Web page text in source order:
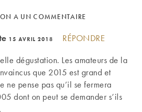
A UN COMMENTAIRE
15 AVRIL 2018
RÉPONDRE
dégustation. Les amateurs de la
que 2015 est grand et
ne pense pas qu’il se fermera
dont on peut se demander s’ils